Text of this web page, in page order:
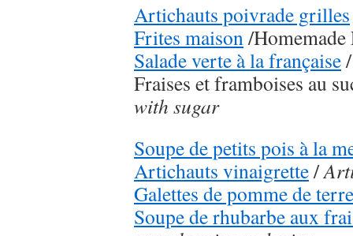
Artichauts poivrade grilles
Frites maison/
Salade verte à la française
Fraises et framboises au
with sugar
Soupe de petits pois à la
Artichauts vinaigrette/
Galettes de pomme de terre
Soupe de rhubarbe aux